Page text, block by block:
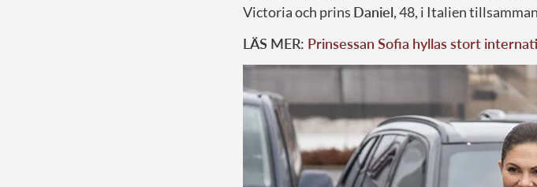
Victoria och prins Daniel, 48, i Italien
LÄS MER: Prinsessan Sofia hyllas stort